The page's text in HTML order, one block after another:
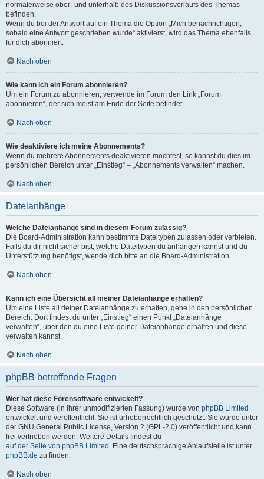
normalerweise ober- und unterhalb des Diskussionsverlaufs des Themas
befinden.
Wenn du bei der Antwort auf ein Thema die Option „Mich benachrichtigen,
sobald eine Antwort geschrieben wurde“ aktivierst, wird das Thema ebenfalls
für dich abonniert.
Nach oben
Wie kann ich ein Forum abonnieren?
Um ein Forum zu abonnieren, verwende im Forum den Link „Forum
abonnieren“, der sich meist am Ende der Seite befindet.
Nach oben
Wie deaktiviere ich meine Abonnements?
Wenn du mehrere Abonnements deaktivieren möchtest, so kannst du dies im
persönlichen Bereich unter „Einstieg“ – „Abonnements verwalten“ machen.
Nach oben
Dateianhänge
Welche Dateianhänge sind in diesem Forum zulässig?
Die Board-Administration kann bestimmte Dateitypen zulassen oder verbieten.
Falls du dir nicht sicher bist, welche Dateitypen du anhängen kannst und du
Unterstützung benötigst, wende dich bitte an die Board-Administration.
Nach oben
Kann ich eine Übersicht all meiner Dateianhänge erhalten?
Um eine Liste all deiner Dateianhänge zu erhalten, gehe in den persönlichen
Bereich. Dort findest du unter „Einstieg“ einen Punkt „Dateianhänge
verwalten“, über den du eine Liste deiner Dateianhänge erhalten und diese
verwalten kannst.
Nach oben
phpBB betreffende Fragen
Wer hat diese Forensoftware entwickelt?
Diese Software (in ihrer unmodifizierten Fassung) wurde von phpBB Limited
entwickelt und veröffentlicht. Sie ist urheberrechtlich geschützt. Sie wurde unter
der GNU General Public License, Version 2 (GPL-2.0) veröffentlicht und kann
frei vertrieben werden. Weitere Details findest du
auf der Seite von phpBB Limited . Eine deutschsprachige Anlaufstelle ist unter
phpBB.de zu finden.
Nach oben